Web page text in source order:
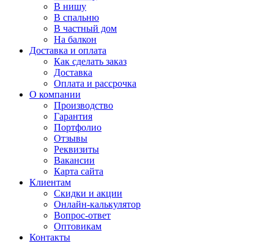
В нишу
В спальню
В частный дом
На балкон
Доставка и оплата
Как сделать заказ
Доставка
Оплата и рассрочка
О компании
Производство
Гарантия
Портфолио
Отзывы
Реквизиты
Вакансии
Карта сайта
Клиентам
Скидки и акции
Онлайн-калькулятор
Вопрос-ответ
Оптовикам
Контакты